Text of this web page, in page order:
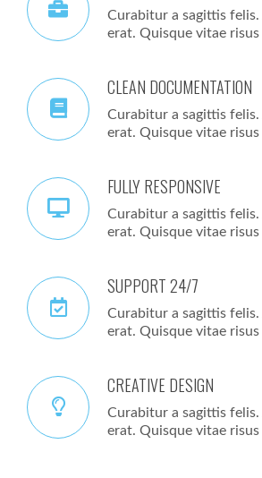
Curabitur a sagittis felis.
erat. Quisque vitae risus
CLEAN DOCUMENTATION
Curabitur a sagittis felis.
erat. Quisque vitae risus
FULLY RESPONSIVE
Curabitur a sagittis felis.
erat. Quisque vitae risus
SUPPORT 24/7
Curabitur a sagittis felis.
erat. Quisque vitae risus
CREATIVE DESIGN
Curabitur a sagittis felis.
erat. Quisque vitae risus